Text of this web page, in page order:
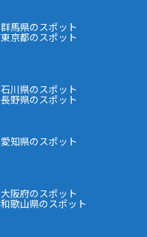
群馬県のスポット
東京都のスポット
石川県のスポット
長野県のスポット
愛知県のスポット
大阪府のスポット
和歌山県のスポット